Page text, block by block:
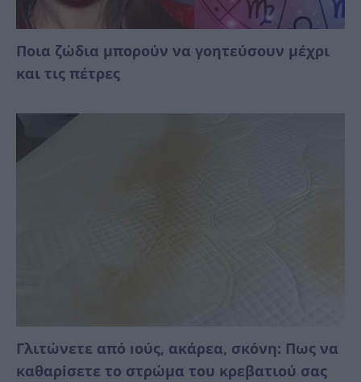
Ποια ζώδια μπορούν να γοητεύσουν μέχρι
και τις πέτρες
Γλιτώνετε από ıούς, ακάρεα, σκόνη: Πως να
καθαρiσετε το στρώμα του κρεβατιού σας